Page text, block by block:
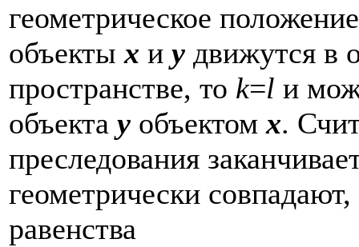
геометрическое
объектыx и y движутся в
пространстве, то k=l и
объекта y объектомx.
преследования
геометрически
равенства